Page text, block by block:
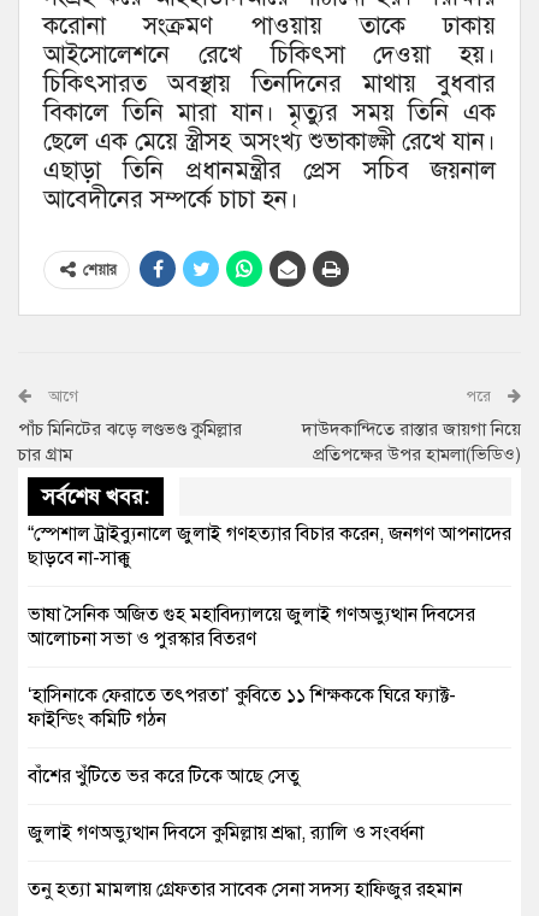
করোনা সংক্রমণ পাওয়ায় তাকে ঢাকায়
আইসোলেশনে রেখে চিকিৎসা দেওয়া হয়।
চিকিৎসারত অবস্থায় তিনদিনের মাথায় বুধবার
বিকালে তিনি মারা যান। মৃত্যুর সময় তিনি এক
ছেলে এক মেয়ে স্ত্রীসহ অসংখ্য শুভাকাঙ্ক্ষী রেখে যান।
এছাড়া তিনি প্রধানমন্ত্রীর প্রেস সচিব জয়নাল
আবেদীনের সম্পর্কে চাচা হন।
শেয়ার
আগে
পাঁচ মিনিটের ঝড়ে লণ্ডভণ্ড কুমিল্লার
চার গ্রাম
পরে
দাউদকান্দিতে রাস্তার জায়গা নিয়ে
প্রতিপক্ষের উপর হামলা(ভিডিও)
সর্বশেষ খবর:
“স্পেশাল ট্রাইব্যুনালে জুলাই গণহত্যার বিচার করেন, জনগণ আপনাদের
ছাড়বে না-সাক্কু
ভাষা সৈনিক অজিত গুহ মহাবিদ্যালয়ে জুলাই গণঅভ্যুত্থান দিবসের
আলোচনা সভা ও পুরস্কার বিতরণ
‘হাসিনাকে ফেরাতে তৎপরতা’ কুবিতে ১১ শিক্ষককে ঘিরে ফ্যাক্ট-
ফাইন্ডিং কমিটি গঠন
বাঁশের খুঁটিতে ভর করে টিকে আছে সেতু
জুলাই গণঅভ্যুত্থান দিবসে কুমিল্লায় শ্রদ্ধা, র‍্যালি ও সংবর্ধনা
তনু হত্যা মামলায় গ্রেফতার সাবেক সেনা সদস্য হাফিজুর রহমান